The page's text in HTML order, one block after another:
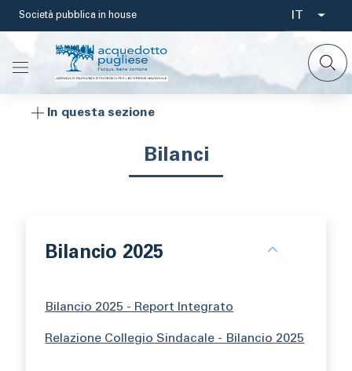
Salta
contenuto
principale
Società pubblica in house
Select
your
IT
In questa sezione
Bilanci
Bilancio 2025
Bilancio 2025 - Report Integrato
Relazione Collegio Sindacale - Bilancio 2025